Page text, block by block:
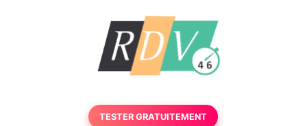
TESTER GRATUITEMENT